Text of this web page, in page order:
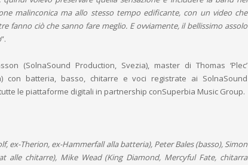
malinconica ma allo stesso tempo edificante, con un video che
fanno ciò che sanno fare meglio. E ovviamente, il bellissimo assolo
”.
(SolnaSound Production, Svezia), master di Thomas ‘Plec’
con batteria, basso, chitarre e voci registrate ai SolnaSound
le piattaforme digitali in partnership conSuperbia Music Group.
ex-Therion, ex-Hammerfall alla batteria), Peter Bales (basso), Simon
alle chitarre), Mike Wead (King Diamond, Mercyful Fate, chitarra